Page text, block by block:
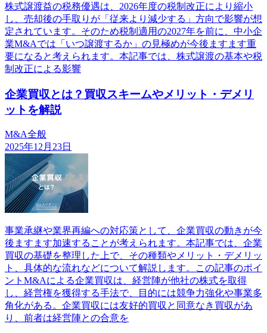
株式譲渡益の税務優遇は、2026年度の税制改正により縮小
し、売却後の手取りが「従来より減少する」方向で影響が想
定されています。そのため税制適用の2027年を前に、中小企
業M&Aでは「いつ譲渡するか」の見極めが今後ますます重
要になると考えられます。本記事では、株式譲渡の基本や税
制改正による影響
企業買収とは？買収スキームやメリット・デメリ
ットを解説
M&A全般
2025年12月23日
事業承継や業界再編への対応策として、企業買収の動きが今
後ますます加速することが考えられます。本記事では、企業
買収の基礎を整理した上で、その種類やメリット・デメリッ
ト、具体的な流れなどについて解説します。この記事のポイ
ントM&Aによる企業買収は、経営陣が他社の株式を取得
し、経営権を獲得する手法で、目的には競争力強化や事業多
角化がある。企業買収には友好的買収と同意なき買収があ
り、前者は経営陣との合意を